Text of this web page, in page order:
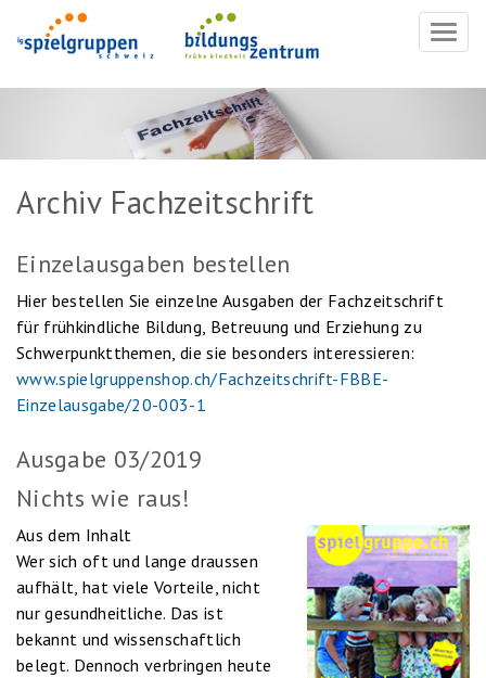
Archiv Fachzeitschrift
Einzelausgaben bestellen
Hier bestellen Sie einzelne Ausgaben der Fachzeitschrift
für frühkindliche Bildung, Betreuung und Erziehung zu
Schwerpunktthemen, die sie besonders interessieren:
www.spielgruppenshop.ch/Fachzeitschrift-FBBE-
Einzelausgabe/20-003-1
Ausgabe 03/2019
Nichts wie raus!
Aus dem Inhalt
Wer sich oft und lange draussen
aufhält, hat viele Vorteile, nicht
nur gesundheitliche. Das ist
bekannt und wissenschaftlich
belegt. Dennoch verbringen heute